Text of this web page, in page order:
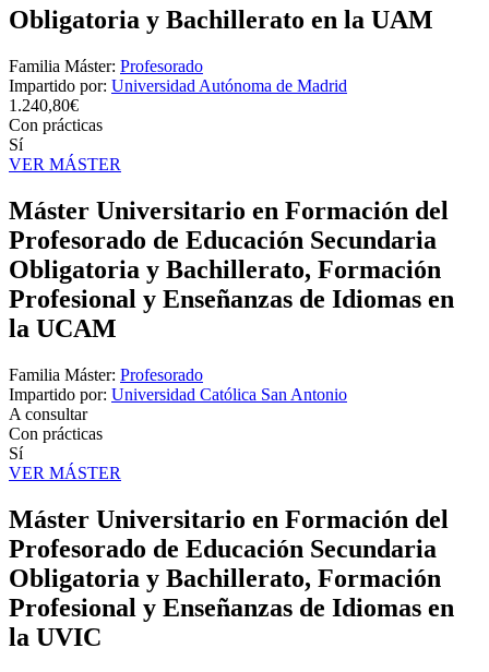
Obligatoria y Bachillerato en la UAM
Familia Máster: Profesorado
Impartido por: Universidad Autónoma de Madrid
1.240,80€
Con prácticas
Sí
VER MÁSTER
Máster Universitario en Formación del
Profesorado de Educación Secundaria
Obligatoria y Bachillerato, Formación
Profesional y Enseñanzas de Idiomas en
la UCAM
Familia Máster: Profesorado
Impartido por: Universidad Católica San Antonio
A consultar
Con prácticas
Sí
VER MÁSTER
Máster Universitario en Formación del
Profesorado de Educación Secundaria
Obligatoria y Bachillerato, Formación
Profesional y Enseñanzas de Idiomas en
la UVIC